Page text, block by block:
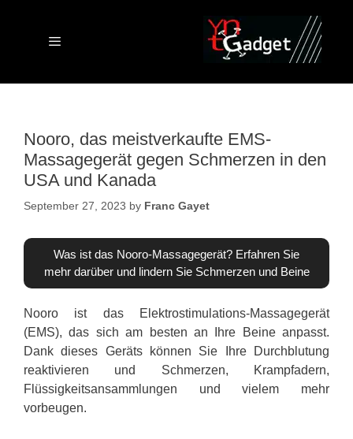
Menu
Nooro, das meistverkaufte EMS-
Massagegerät gegen Schmerzen in den
USA und Kanada
September 27, 2023 by Franc Gayet
Was ist das Nooro-Massagegerät? Erfahren Sie
mehr darüber und lindern Sie Schmerzen und Beine
Nooro ist das Elektrostimulations-Massagegerät
(EMS), das sich am besten an Ihre Beine anpasst.
Dank dieses Geräts können Sie Ihre Durchblutung
reaktivieren und Schmerzen, Krampfadern,
Flüssigkeitsansammlungen und vielem mehr
vorbeugen.